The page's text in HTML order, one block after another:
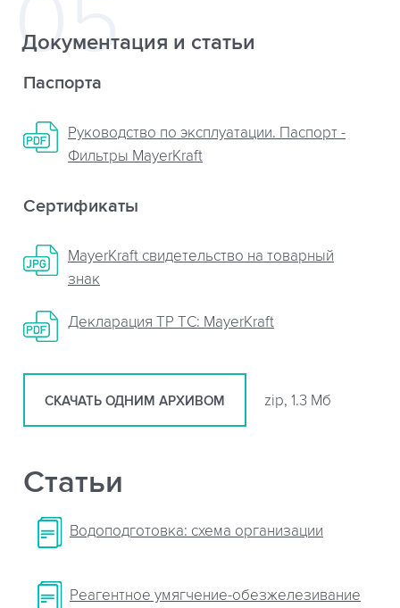
Документация и статьи
Паспорта
Руководство по эксплуатации. Паспорт -
Фильтры MayerKraft
Сертификаты
MayerKraft свидетельство на товарный
знак
Декларация ТР ТС: MayerKraft
СКАЧАТЬ ОДНИМ АРХИВОМ zip, 1.3 Мб
Статьи
Водоподготовка: схема организации
Реагентное умягчение-обезжелезивание